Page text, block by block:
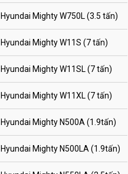
Hyundai Mighty W750L (3.5 tấn)
Hyundai Mighty W11S (7 tấn)
Hyundai Mighty W11SL (7 tấn)
Hyundai Mighty W11XL (7 tấn)
Hyundai Mighty N500A (1.9tấn)
Hyundai Mighty N500LA (1.9tấn)